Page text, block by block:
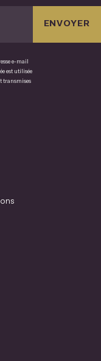
e-mail
est utilisée
transmises
ENVOYER